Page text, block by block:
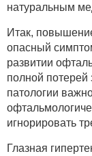
натуральным
Итак,
опасный
развитии
полной
патологии
игнорировать
Глазная